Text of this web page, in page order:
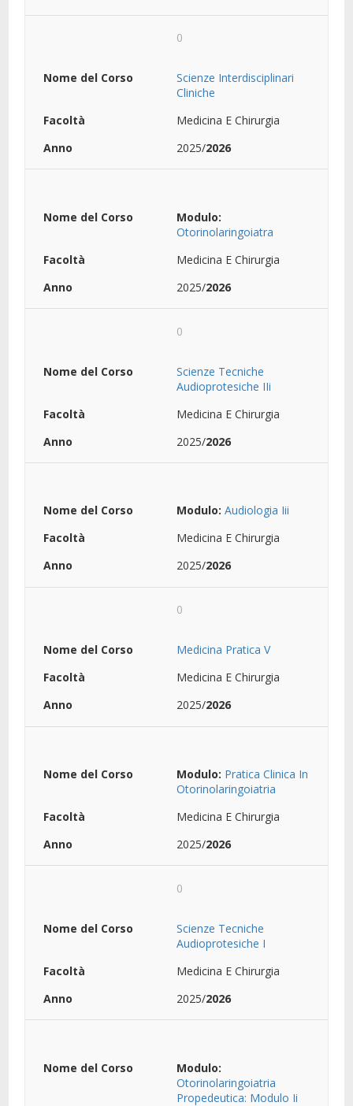
0
Scienze Interdisciplinari
Cliniche
Medicina E Chirurgia
2025/2026
Modulo:
Otorinolaringoiatra
Medicina E Chirurgia
2025/2026
0
Scienze Tecniche
Audioprotesiche IIi
Medicina E Chirurgia
2025/2026
Modulo: Audiologia Iii
Medicina E Chirurgia
2025/2026
0
Medicina Pratica V
Medicina E Chirurgia
2025/2026
Modulo: Pratica Clinica In
Otorinolaringoiatria
Medicina E Chirurgia
2025/2026
0
Scienze Tecniche
Audioprotesiche I
Medicina E Chirurgia
2025/2026
Modulo:
Otorinolaringoiatria
Propedeutica: Modulo Ii